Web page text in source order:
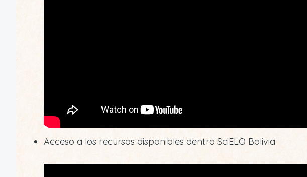
Acceso a los recursos disponibles dentro SciELO Bolivia